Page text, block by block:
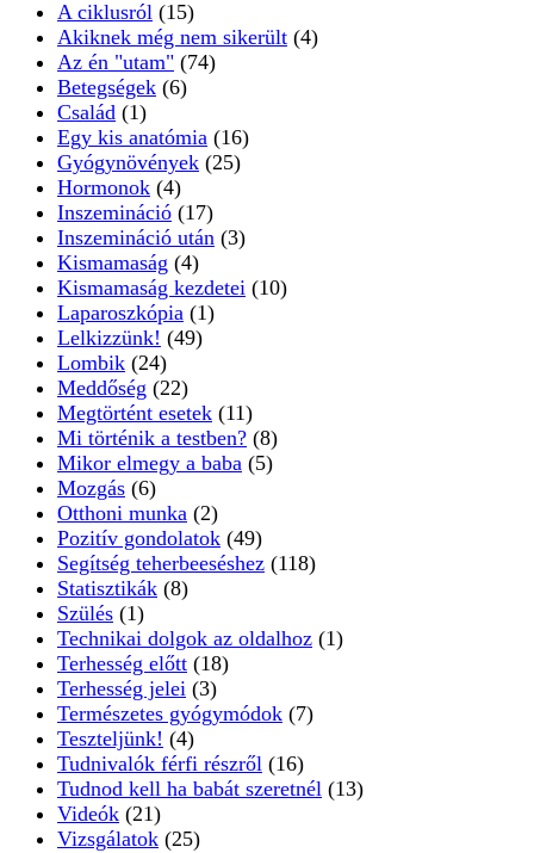
A ciklusról (15)
Akiknek még nem sikerült (4)
Az én "utam" (74)
Betegségek (6)
Család (1)
Egy kis anatómia (16)
Gyógynövények (25)
Hormonok (4)
Inszemináció (17)
Inszemináció után (3)
Kismamaság (4)
Kismamaság kezdetei (10)
Laparoszkópia (1)
Lelkizzünk! (49)
Lombik (24)
Meddőség (22)
Megtörtént esetek (11)
Mi történik a testben? (8)
Mikor elmegy a baba (5)
Mozgás (6)
Otthoni munka (2)
Pozitív gondolatok (49)
Segítség teherbeeséshez (118)
Statisztikák (8)
Szülés (1)
Technikai dolgok az oldalhoz (1)
Terhesség előtt (18)
Terhesség jelei (3)
Természetes gyógymódok (7)
Teszteljünk! (4)
Tudnivalók férfi részről (16)
Tudnod kell ha babát szeretnél (13)
Videók (21)
Vizsgálatok (25)